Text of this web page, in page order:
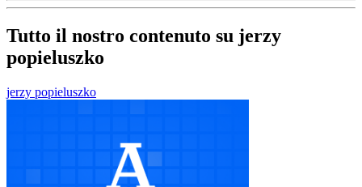
Tutto il nostro contenuto su jerzy
popieluszko
jerzy popieluszko